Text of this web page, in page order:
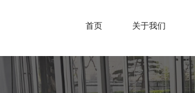
首页 关于我们